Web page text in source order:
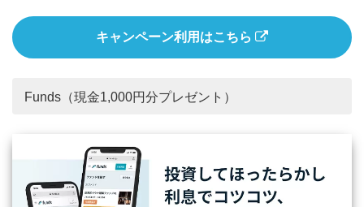
キャンペーン利用はこちら
Funds（現金1,000円分プレゼント）